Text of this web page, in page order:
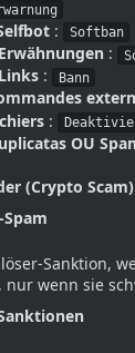
: Softban
:
: Bann
:
OU
(Crypto Scam)
Sanktion,
wenn sie